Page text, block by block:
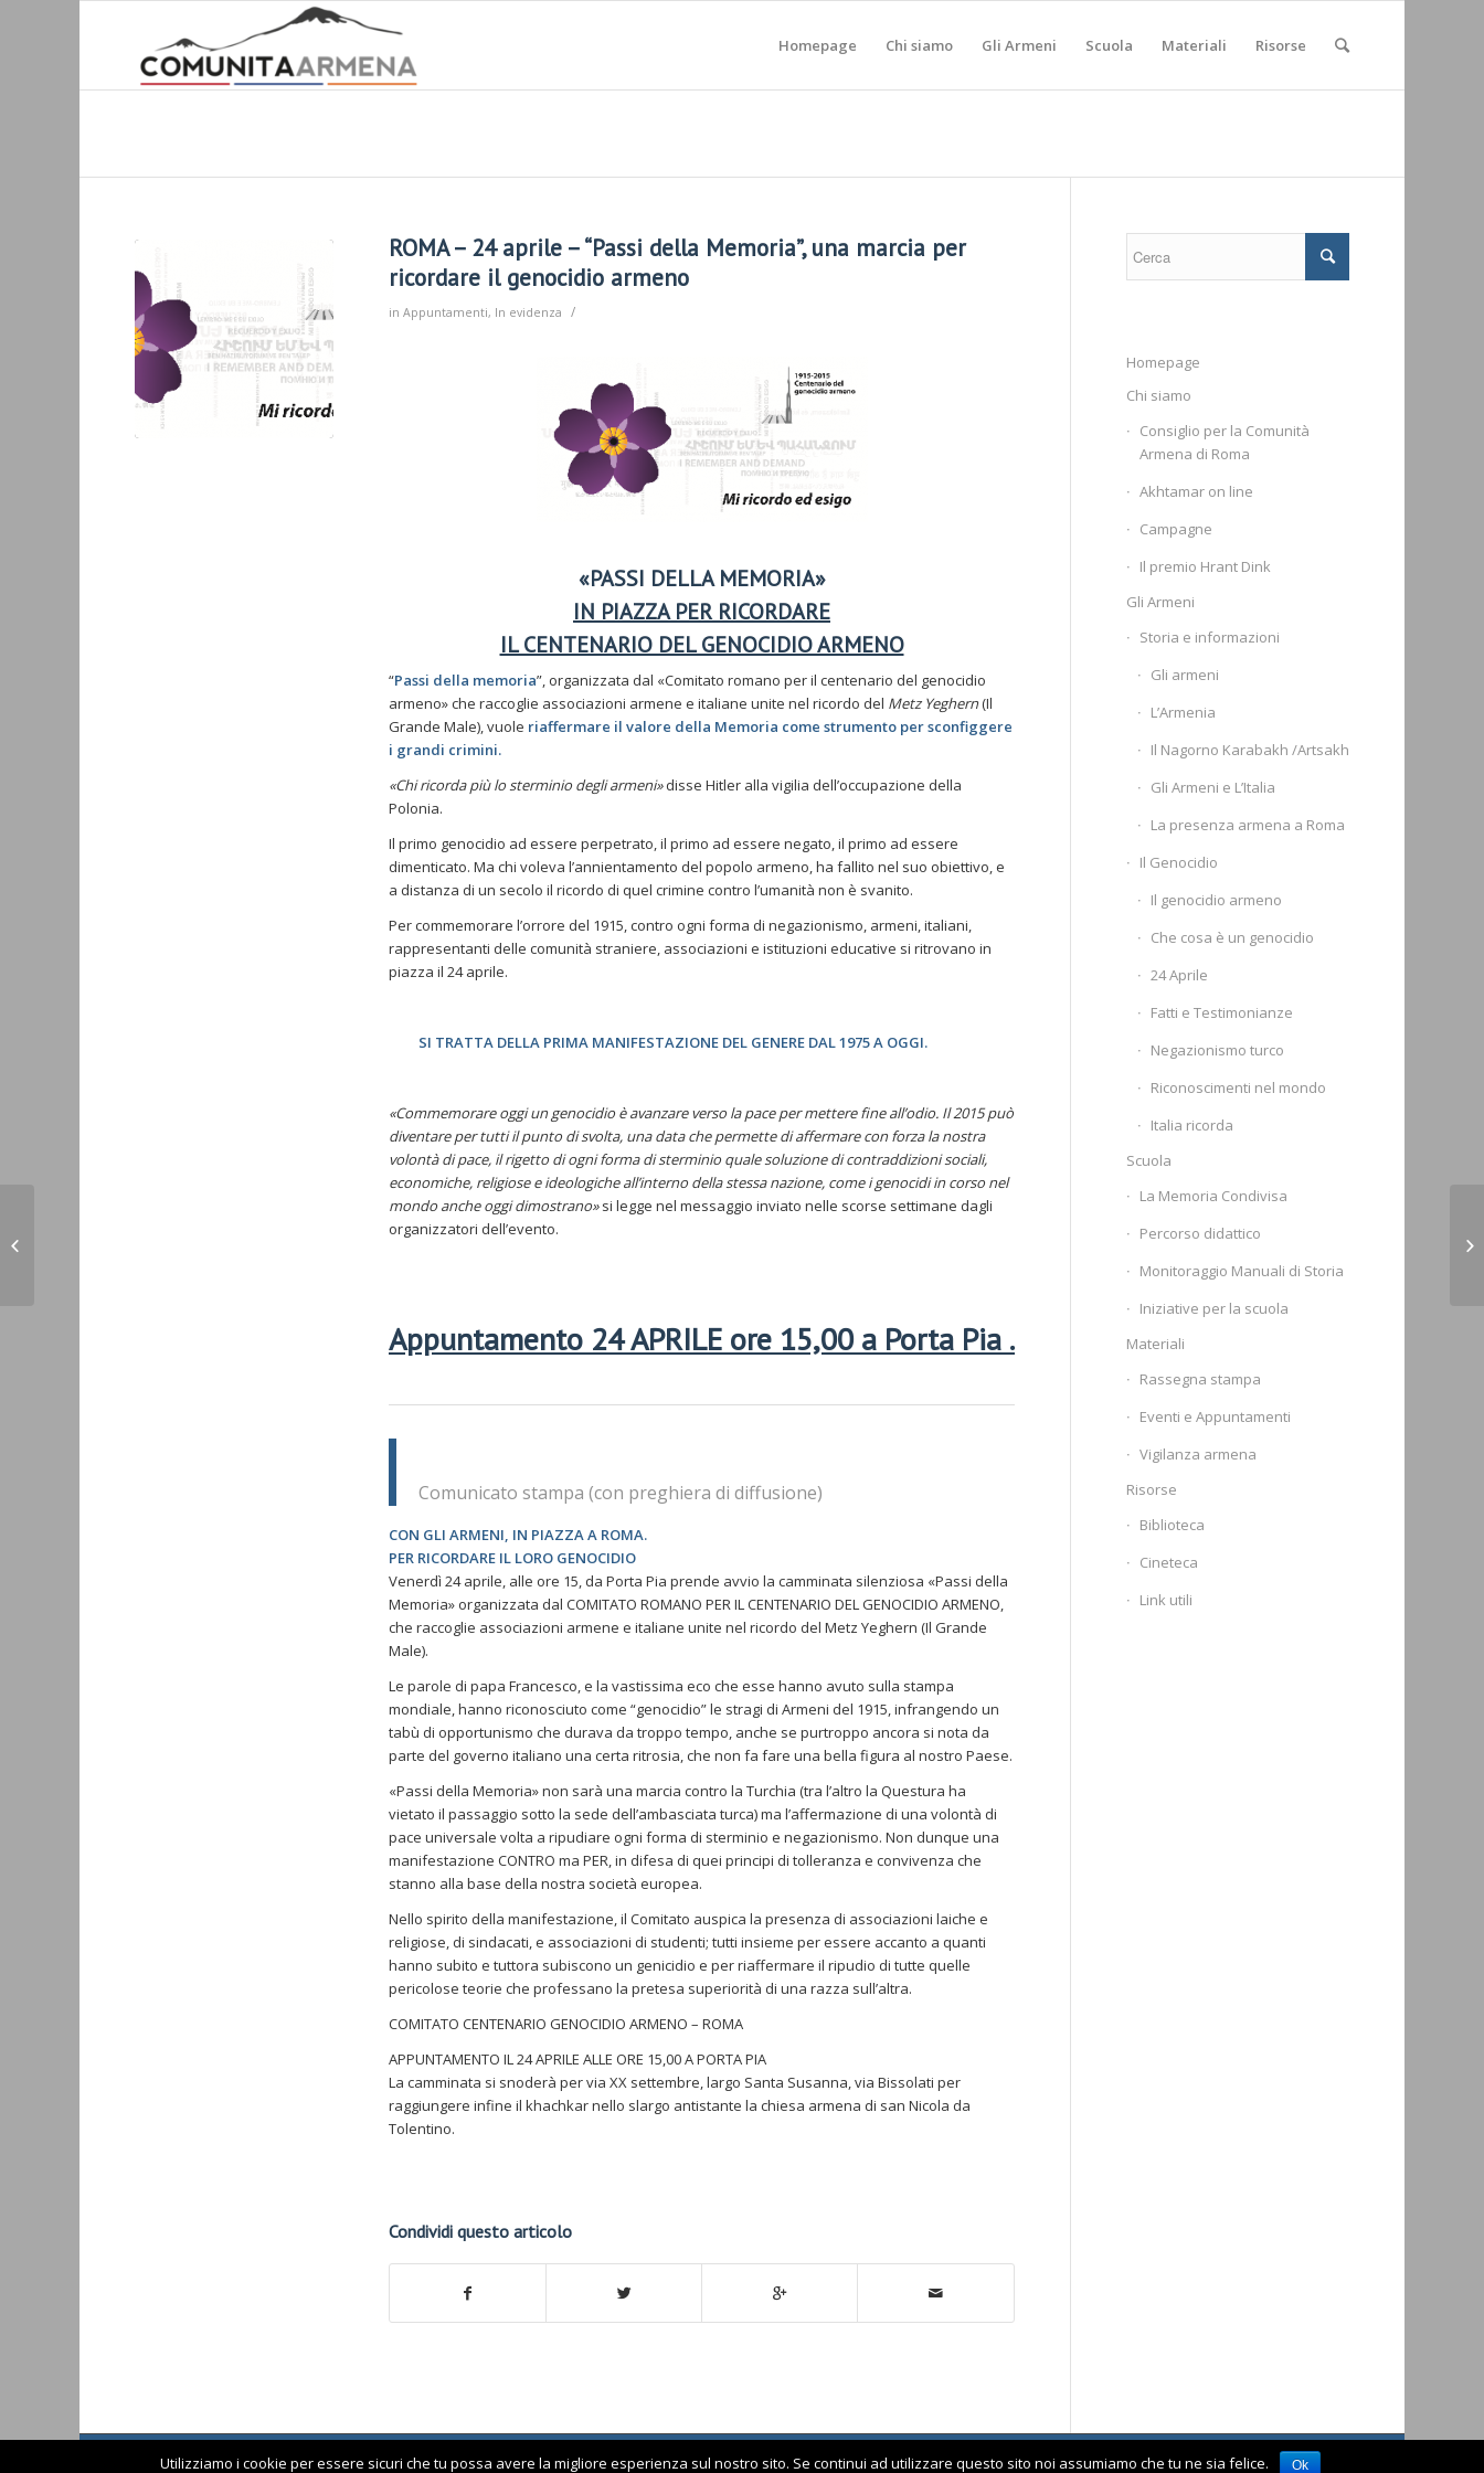
Homepage Chi siamo Gli Armeni Scuola Materiali Risorse
ROMA – 24 aprile – “Passi della Memoria”, una marcia per
ricordare il genocidio armeno
in Appuntamenti, In evidenza /
«PASSI DELLA MEMORIA»
IN PIAZZA PER RICORDARE
IL CENTENARIO DEL GENOCIDIO ARMENO
“Passi della memoria”, organizzata dal «Comitato romano per il centenario del genocidio
armeno» che raccoglie associazioni armene e italiane unite nel ricordo del Metz Yeghern(Il
Grande Male), vuole riaffermare il valore della Memoria come strumento per sconfiggere
i grandi crimini.
«Chi ricorda più lo sterminio degli armeni»disse Hitler alla vigilia dell’occupazione della
Polonia.
Il primo genocidio ad essere perpetrato, il primo ad essere negato, il primo ad essere
dimenticato. Ma chi voleva l’annientamento del popolo armeno, ha fallito nel suo obiettivo, e
a distanza di un secolo il ricordo di quel crimine contro l’umanità non è svanito.
Per commemorare l’orrore del 1915, contro ogni forma di negazionismo, armeni, italiani,
rappresentanti delle comunità straniere, associazioni e istituzioni educative si ritrovano in
piazza il 24 aprile.
SI TRATTA DELLA PRIMA MANIFESTAZIONE DEL GENERE DAL 1975 A OGGI.
«Commemorare oggi un genocidio è avanzare verso la pace per mettere fine all’odio. Il 2015 può
diventare per tutti il punto di svolta, una data che permette di affermare con forza la nostra
volontà di pace, il rigetto di ogni forma di sterminio quale soluzione di contraddizioni sociali,
economiche, religiose e ideologiche all’interno della stessa nazione, come i genocidi in corso nel
mondo anche oggi dimostrano»si legge nel messaggio inviato nelle scorse settimane dagli
organizzatori dell’evento.
Appuntamento 24 APRILE ore 15,00 a Porta Pia .
Comunicato stampa (con preghiera di diffusione)
CON GLI ARMENI, IN PIAZZA A ROMA.
PER RICORDARE IL LORO GENOCIDIO
Venerdì 24 aprile, alle ore 15, da Porta Pia prende avvio la camminata silenziosa «Passi della
Memoria» organizzata dal COMITATO ROMANO PER IL CENTENARIO DEL GENOCIDIO ARMENO,
che raccoglie associazioni armene e italiane unite nel ricordo del Metz Yeghern (Il Grande
Male).
Le parole di papa Francesco, e la vastissima eco che esse hanno avuto sulla stampa
mondiale, hanno riconosciuto come “genocidio” le stragi di Armeni del 1915, infrangendo un
tabù di opportunismo che durava da troppo tempo, anche se purtroppo ancora si nota da
parte del governo italiano una certa ritrosia, che non fa fare una bella figura al nostro Paese.
«Passi della Memoria» non sarà una marcia contro la Turchia (tra l’altro la Questura ha
vietato il passaggio sotto la sede dell’ambasciata turca) ma l’affermazione di una volontà di
pace universale volta a ripudiare ogni forma di sterminio e negazionismo. Non dunque una
manifestazione CONTRO ma PER, in difesa di quei principi di tolleranza e convivenza che
stanno alla base della nostra società europea.
Nello spirito della manifestazione, il Comitato auspica la presenza di associazioni laiche e
religiose, di sindacati, e associazioni di studenti; tutti insieme per essere accanto a quanti
hanno subito e tuttora subiscono un genicidio e per riaffermare il ripudio di tutte quelle
pericolose teorie che professano la pretesa superiorità di una razza sull’altra.
COMITATO CENTENARIO GENOCIDIO ARMENO – ROMA
APPUNTAMENTO IL 24 APRILE ALLE ORE 15,00 A PORTA PIA
La camminata si snoderà per via XX settembre, largo Santa Susanna, via Bissolati per
raggiungere infine il khachkar nello slargo antistante la chiesa armena di san Nicola da
Tolentino.
Condividi questo articolo
Homepage
Chi siamo
Consiglio per la Comunità
Armena di Roma
Akhtamar on line
Campagne
Il premio Hrant Dink
Gli Armeni
Storia e informazioni
Gli armeni
L’Armenia
Il Nagorno Karabakh /Artsakh
Gli Armeni e L’Italia
La presenza armena a Roma
Il Genocidio
Il genocidio armeno
Che cosa è un genocidio
24 Aprile
Fatti e Testimonianze
Negazionismo turco
Riconoscimenti nel mondo
Italia ricorda
Scuola
La Memoria Condivisa
Percorso didattico
Monitoraggio Manuali di Storia
Iniziative per la scuola
Materiali
Rassegna stampa
Eventi e Appuntamenti
Vigilanza armena
Risorse
Biblioteca
Cineteca
Link utili
© www.comunitaarmena.it Homepage Visita il vecchio sito
Utilizziamo i cookie per essere sicuri che tu possa avere la migliore esperienza sul nostro sito. Se continui ad utilizzare questo sito noi assumiamo che tu ne sia felice. Ok